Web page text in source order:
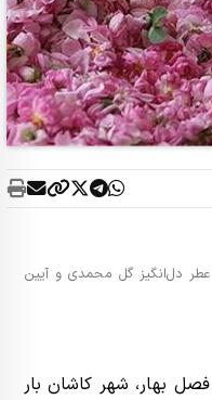
عطر دل‌انگیز گل محمدی و آیین
فصل بهار، شهر کاشان بار